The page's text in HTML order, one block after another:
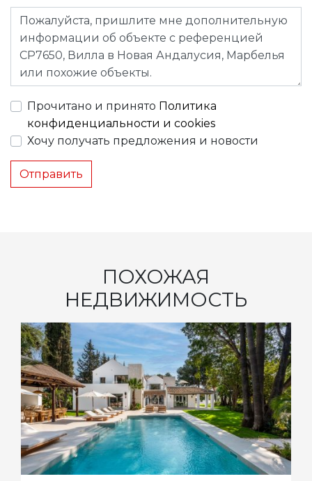
Прочитано и принято Политика
конфиденциальности и cookies
Хочу получать предложения и новости
Отправить
ПОХОЖАЯ
НЕДВИЖИМОСТЬ